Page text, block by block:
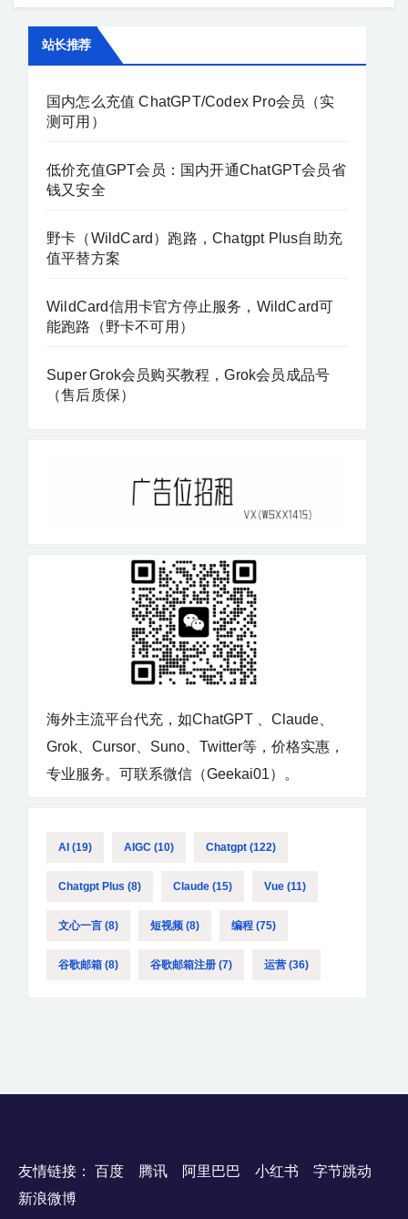
见的操作行为，用户应当特别注意： 网络环
境不稳定或使用代理使用代理或虚拟私人网
络（VPN）访问Claude平台，可能会导致平
台识别出账号来自异常网络环境，这样的行
为可能引发封号。如果不必要，尽量避免使
地址频繁更换IP地址或使用不明设备访问
Claude平台，容易被判定为异常行为，平台
可能认为该账号有滥用行为，从而封禁账
号。 高频率的请求操作在短时间内频繁请求
下（如短时间内发起多个API请求），可能被
系统判定为滥用操作，导致封号。 账号注册
信息不准确如果在注册过程中提供虚假信
息，尤其是与支付相关的账户信息，平台有
导致Claude封号的常见原因和操作后，接下
险： 遵守平台使用协议在使用Claude时，务
必仔细阅读并遵守平台的使用条款和社区准
则。避免发布任何不当内容，确保生成的内
容符合平台的要求。 避免滥用API对于API调
要的过度请求。遵循平台的接口调用规范，
避免因过度请求被封号。 保持网络环境稳定
尽量避免使用代理、VPN或频繁更换IP地
信息在注册Claude账号时，确保提供准确和
真实的信息，尤其是邮箱、联系方式等信
户用于大规模的商业行为。对于多个账号的
新语音对话、摄像头识别等，均向会员提前
开放。 二、如何开通ChatGPT会员？保姆级
付通道，以下为通过虚拟信用卡和支付宝的
流程简单明了，用户可以通过以下步骤快速
完成申请并开始使用： 开卡地址：
果。 一、MidJourney国内能不能直接使用？
MidJourney国内能不能用？...
站长推荐
国内怎么充值 ChatGPT/Codex Pro会员（实
测可用）
低价充值GPT会员：国内开通ChatGPT会员省
钱又安全
野卡（WildCard）跑路，Chatgpt Plus自助充
值平替方案
WildCard信用卡官方停止服务，WildCard可
能跑路（野卡不可用）
Super Grok会员购买教程，Grok会员成品号
（售后质保）
海外主流平台代充，如ChatGPT 、Claude、
Grok、Cursor、Suno、Twitter等，价格实惠，
专业服务。可联系微信（Geekai01）。
AI (19) AIGC (10) Chatgpt (122)
Chatgpt Plus (8) Claude (15) Vue (11)
文心一言 (8) 短视频 (8) 编程 (75)
谷歌邮箱 (8) 谷歌邮箱注册 (7) 运营 (36)
友情链接： 百度 腾讯 阿里巴巴 小红书
字节跳动
新浪微博